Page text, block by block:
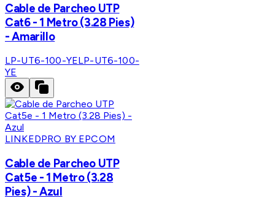
Cable de Parcheo UTP
Cat6 - 1 Metro (3.28 Pies)
- Amarillo
LP-UT6-100-YELP-UT6-100-
YE
LINKEDPRO BY EPCOM
Cable de Parcheo UTP
Cat5e - 1 Metro (3.28
Pies) - Azul